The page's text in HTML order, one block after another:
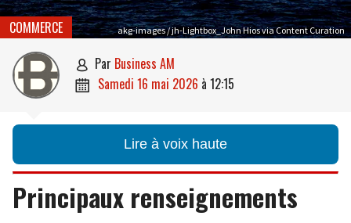
akg-images / jh-Lightbox_John Hios via Content Curation
COMMERCE
 par Business AM
 samedi 16 mai 2026 à 12:15
Lire à voix haute
Principaux renseignements